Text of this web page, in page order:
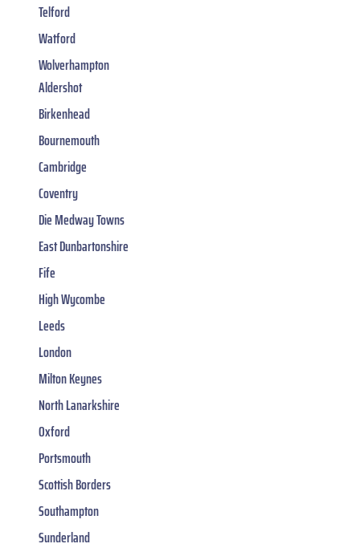
Telford
Watford
Wolverhampton
Aldershot
Birkenhead
Bournemouth
Cambridge
Coventry
Die Medway Towns
East Dunbartonshire
Fife
High Wycombe
Leeds
London
Milton Keynes
North Lanarkshire
Oxford
Portsmouth
Scottish Borders
Southampton
Sunderland